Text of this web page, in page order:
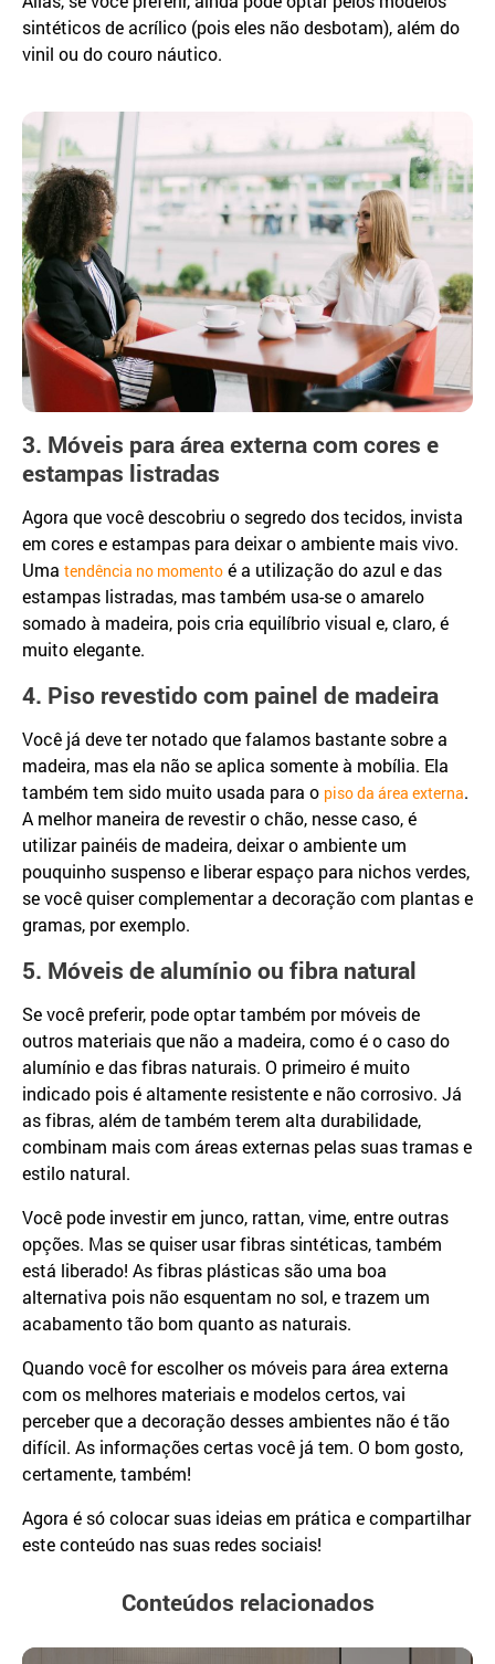
sintéticos de acrílico (pois eles não desbotam), além do
vinil ou do couro náutico.
3. Móveis para área externa com cores e
estampas listradas
Agora que você descobriu o segredo dos tecidos, invista
em cores e estampas para deixar o ambiente mais vivo.
Uma tendência no momento é a utilização do azul e das
estampas listradas, mas também usa-se o amarelo
somado à madeira, pois cria equilíbrio visual e, claro, é
muito elegante.
4. Piso revestido com painel de madeira
Você já deve ter notado que falamos bastante sobre a
madeira, mas ela não se aplica somente à mobília. Ela
também tem sido muito usada para o piso da área externa.
A melhor maneira de revestir o chão, nesse caso, é
utilizar painéis de madeira, deixar o ambiente um
pouquinho suspenso e liberar espaço para nichos verdes,
se você quiser complementar a decoração com plantas e
gramas, por exemplo.
5. Móveis de alumínio ou fibra natural
Se você preferir, pode optar também por móveis de
outros materiais que não a madeira, como é o caso do
alumínio e das fibras naturais. O primeiro é muito
indicado pois é altamente resistente e não corrosivo. Já
as fibras, além de também terem alta durabilidade,
combinam mais com áreas externas pelas suas tramas e
estilo natural.
Você pode investir em junco, rattan, vime, entre outras
opções. Mas se quiser usar fibras sintéticas, também
está liberado! As fibras plásticas são uma boa
alternativa pois não esquentam no sol, e trazem um
acabamento tão bom quanto as naturais.
Quando você for escolher os móveis para área externa
com os melhores materiais e modelos certos, vai
perceber que a decoração desses ambientes não é tão
difícil. As informações certas você já tem. O bom gosto,
certamente, também!
Agora é só colocar suas ideias em prática e compartilhar
este conteúdo nas suas redes sociais!
Conteúdos relacionados